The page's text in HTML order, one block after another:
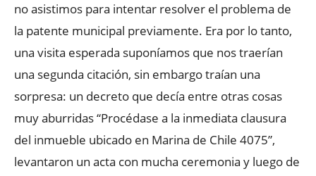
no asistimos para intentar resolver el problema de
la patente municipal previamente. Era por lo tanto,
una visita esperada suponíamos que nos traerían
una segunda citación, sin embargo traían una
sorpresa: un decreto que decía entre otras cosas
muy aburridas “Procédase a la inmediata clausura
del inmueble ubicado en Marina de Chile 4075”,
levantaron un acta con mucha ceremonia y luego de